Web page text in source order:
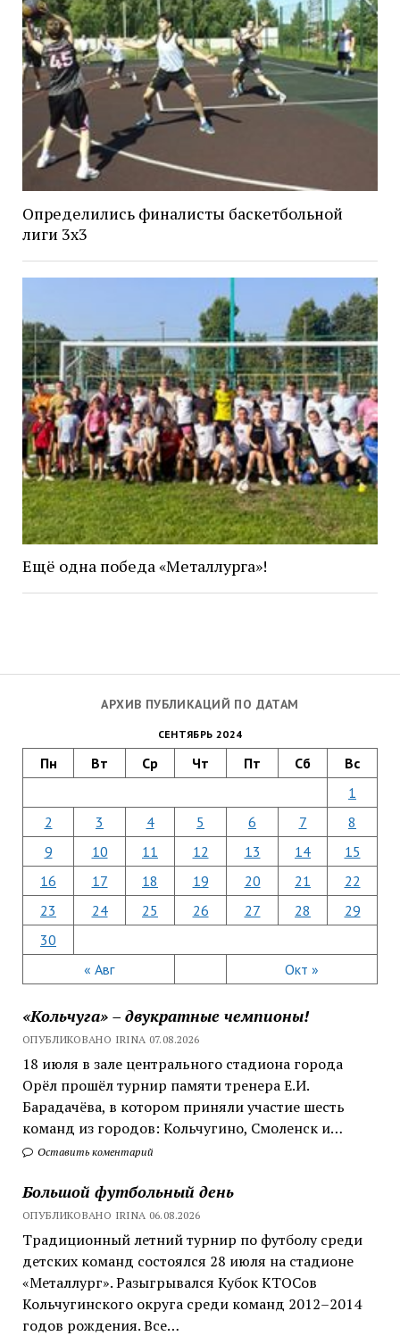
АРХИВ ПУБЛИКАЦИЙ ПО ДАТАМ
СЕНТЯБРЬ 2024
Пн Вт Ср Чт Пт Сб Вс
« Авг Окт »
1
2
3 4 5 6 7
8
9
10 11 12 13 14
15
16
17 18 19 20 21
22
23
24 25 26 27 28
29
30
«Кольчуга» – двукратные чемпионы!
ОПУБЛИКОВАНО IRINA 07.08.2026
18 июля в зале центрального стадиона города
Орёл прошёл турнир памяти тренера Е.И.
Барадачёва, в котором приняли участие шесть
команд из городов: Кольчугино, Смоленск и…
Оставить коментарий
Большой футбольный день
ОПУБЛИКОВАНО IRINA 06.08.2026
Традиционный летний турнир по футболу среди
детских команд состоялся 28 июля на стадионе
«Металлург». Разыгрывался Кубок КТОСов
Кольчугинского округа среди команд 2012–2014
годов рождения. Все…
Определились финалисты баскетбольной
лиги 3х3
Ещё одна победа «Металлурга»!